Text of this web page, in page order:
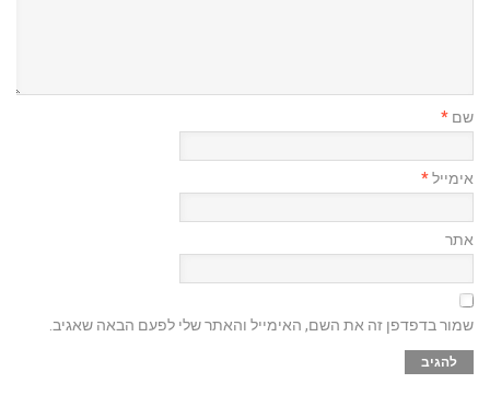
שם *
אימייל*
אתר
שמור בדפדפן זה את השם, האימייל והאתר שלי לפעם הבאה שאגיב.